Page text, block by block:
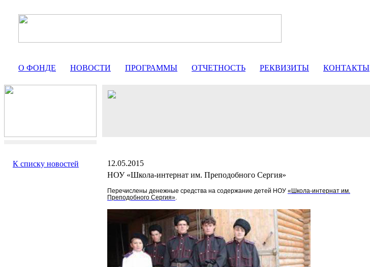
О ФОНДЕ НОВОСТИ ПРОГРАММЫ ОТЧЕТНОСТЬ РЕКВИЗИТЫ КОНТАКТЫ
К списку новостей
12.05.2015
НОУ «Школа-интернат им. Преподобного Сергия»
Перечислены денежные средства на содержание детей НОУ «Школа-интернат им.
Преподобного Сергия».